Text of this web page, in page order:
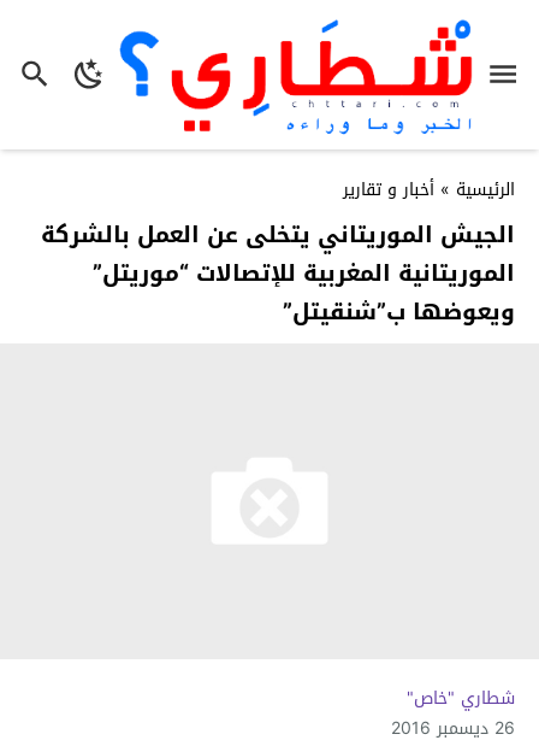
الرئيسية » أخبار و تقارير
الجيش الموريتاني يتخلى عن العمل بالشركة
الموريتانية المغربية للإتصالات “موريتل”
ويعوضها ب”شنقيتل”
شطاري "خاص"
26 ديسمبر 2016